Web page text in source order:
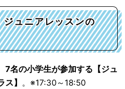
ュニアレッスンの
7名の小学生が参加する【ジュ
】
。※17:30～18:50